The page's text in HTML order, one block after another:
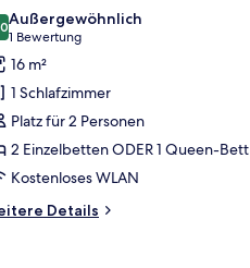
von 10
Außergewöhnlich
1 Bewertung
(1
Bewertung)
16 m²
1 Schlafzimmer
Platz für 2 Personen
2 Einzelbetten ODER 1 Queen-Bett
Kostenloses WLAN
Details